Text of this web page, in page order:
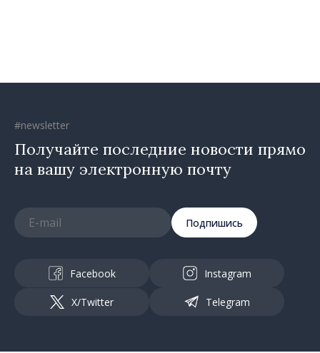
#newsletter
Получайте последние новости прямо
на вашу электронную почту
Подпишись
Facebook Instagram
X/Twitter Telegram